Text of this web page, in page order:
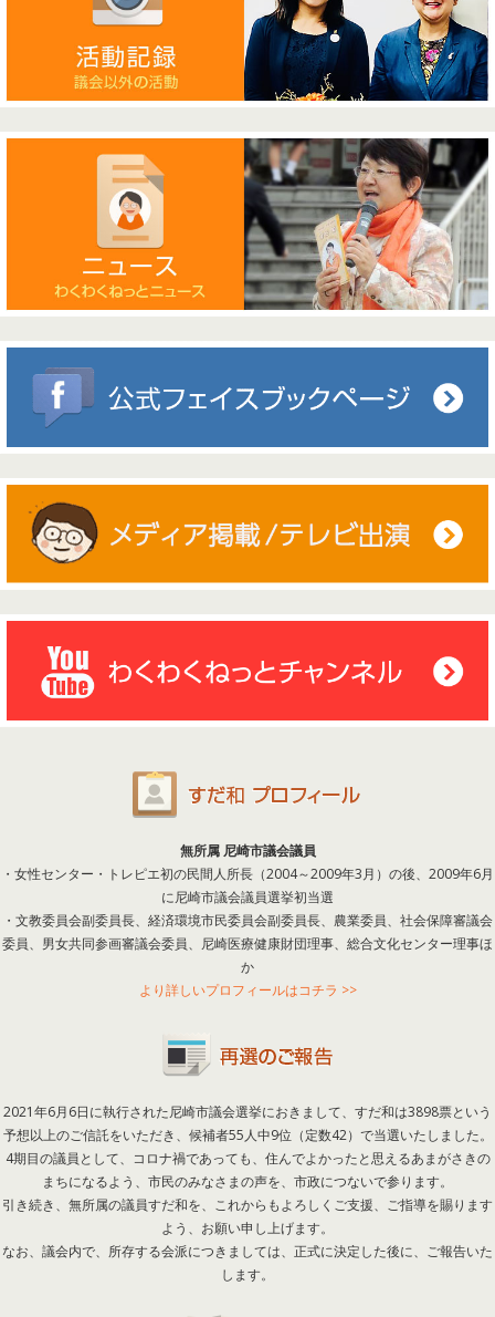
無所属 尼崎市議会議員
・女性センター・トレピエ初の民間人所長（2004～2009年3月）の後、2009年6月
に尼崎市議会議員選挙初当選
・文教委員会副委員長、経済環境市民委員会副委員長、農業委員、社会保障審議会
委員、男女共同参画審議会委員、尼崎医療健康財団理事、総合文化センター理事ほ
か
より詳しいプロフィールはコチラ >>
2021年6月6日に執行された尼崎市議会選挙におきまして、すだ和は3898票という
予想以上のご信託をいただき、候補者55人中9位（定数42）で当選いたしました。
4期目の議員として、コロナ禍であっても、住んでよかったと思えるあまがさきの
まちになるよう、市民のみなさまの声を、市政につないで参ります。
引き続き、無所属の議員すだ和を、これからもよろしくご支援、ご指導を賜ります
よう、お願い申し上げます。
なお、議会内で、所存する会派につきましては、正式に決定した後に、ご報告いた
します。